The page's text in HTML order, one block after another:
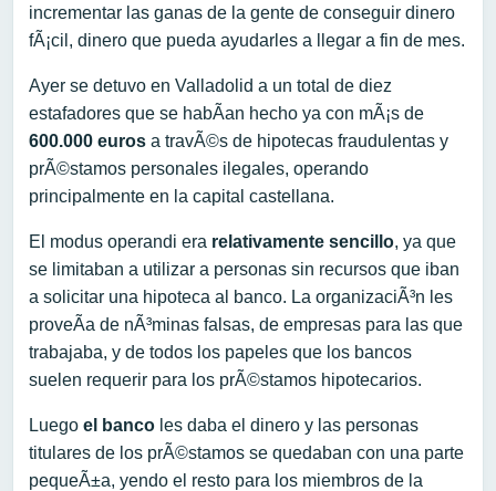
incrementar las ganas de la gente de conseguir dinero
fÃ¡cil, dinero que pueda ayudarles a llegar a fin de mes.
Ayer se detuvo en Valladolid a un total de diez
estafadores que se habÃ­an hecho ya con mÃ¡s de
600.000 euros a travÃ©s de hipotecas fraudulentas y
prÃ©stamos personales ilegales, operando
principalmente en la capital castellana.
El modus operandi era relativamente sencillo, ya que
se limitaban a utilizar a personas sin recursos que iban
a solicitar una hipoteca al banco. La organizaciÃ³n les
proveÃ­a de nÃ³minas falsas, de empresas para las que
trabajaba, y de todos los papeles que los bancos
suelen requerir para los prÃ©stamos hipotecarios.
Luego el banco les daba el dinero y las personas
titulares de los prÃ©stamos se quedaban con una parte
pequeÃ±a, yendo el resto para los miembros de la